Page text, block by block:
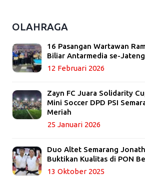
OLAHRAGA
16 Pasangan Wartawan
Biliar Antarmedia se-Jateng
12 Februari 2026
Zayn FC Juara Solidarity
Mini Soccer DPD PSI
Meriah
25 Januari 2026
Duo Altet Semarang
Buktikan Kualitas di PON
13 Oktober 2025